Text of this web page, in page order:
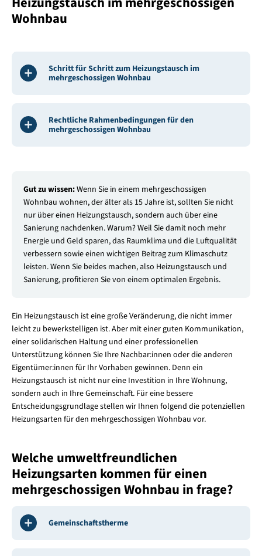
Wohnbau
Schritt für Schritt zum Heizungstausch im
mehrgeschossigen Wohnbau
Rechtliche Rahmenbedingungen für den
mehrgeschossigen Wohnbau
Gut zu wissen:Wenn Sie in einem mehrgeschossigen
Wohnbau wohnen, der älter als 15 Jahre ist, sollten Sie nicht
nur über einen Heizungstausch, sondern auch über eine
Sanierung nachdenken. Warum? Weil Sie damit noch mehr
Energie und Geld sparen, das Raumklima und die Luftqualität
verbessern sowie einen wichtigen Beitrag zum Klimaschutz
leisten. Wenn Sie beides machen, also Heizungstausch und
Sanierung, profitieren Sie von einem optimalen Ergebnis.
Ein Heizungstausch ist eine große Veränderung, die nicht immer
leicht zu bewerkstelligen ist. Aber mit einer guten Kommunikation,
einer solidarischen Haltung und einer professionellen
Unterstützung können Sie Ihre Nachbar:innen oder die anderen
Eigentümer:innen für Ihr Vorhaben gewinnen. Denn ein
Heizungstausch ist nicht nur eine Investition in Ihre Wohnung,
sondern auch in Ihre Gemeinschaft. Für eine bessere
Entscheidungsgrundlage stellen wir Ihnen folgend die potenziellen
Heizungsarten für den mehrgeschossigen Wohnbau vor.
Welche umweltfreundlichen
Heizungsarten kommen für einen
mehrgeschossigen Wohnbau in frage?
Gemeinschaftstherme